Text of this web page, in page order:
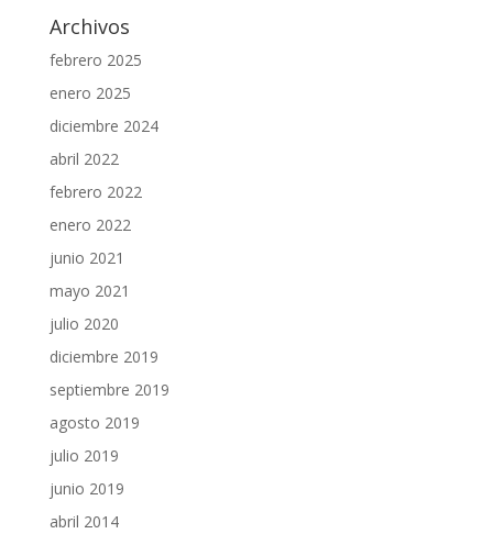
Archivos
febrero 2025
enero 2025
diciembre 2024
abril 2022
febrero 2022
enero 2022
junio 2021
mayo 2021
julio 2020
diciembre 2019
septiembre 2019
agosto 2019
julio 2019
junio 2019
abril 2014